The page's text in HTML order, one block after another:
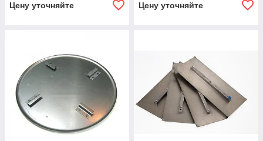
Цену уточняйте Цену уточняйте